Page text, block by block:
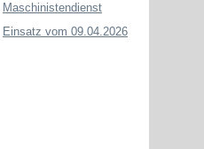
Maschinistendienst
Einsatz vom 09.04.2026